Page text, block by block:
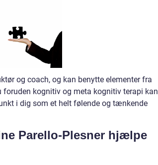
og coach, og kan benytte elementer fra
foruden kognitiv og meta kognitiv terapi kan
i dig som et helt følende og tænkende
Parello-Plesner hjælpe